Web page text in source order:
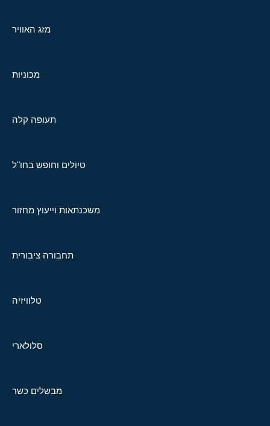
מזג האוויר
מכוניות
תעופה קלה
טיולים וחופש בחו"ל
משכנתאות וייעוץ מחזור
תחבורה ציבורית
טלוויזיה
סלולארי
מבשלים כשר